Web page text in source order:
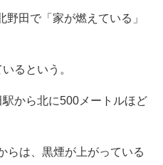
田で「家が燃えている」
るという。
から北に500メートルほど
らは、黒煙が上がっている